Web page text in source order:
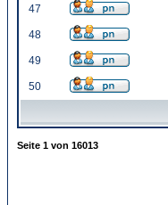
47
48
49
50
Seite 1 von 16013